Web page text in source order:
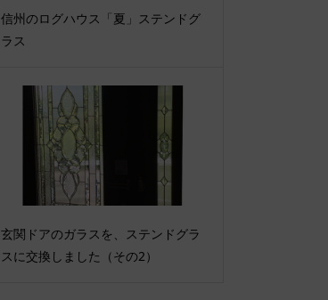
信州のログハウス「夏」ステンドグ
ラス
玄関ドアのガラスを、ステンドグラ
スに交換しました（その2）